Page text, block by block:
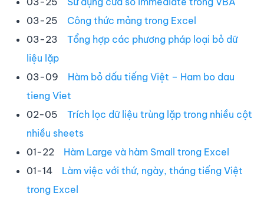
03-25 Công thức mảng trong Excel
03-23 Tổng hợp các phương pháp loại bỏ dữ
liệu lặp
03-09 Hàm bỏ dấu tiếng Việt – Ham bo dau
tieng Viet
02-05 Trích lọc dữ liệu trùng lặp trong nhiều cột
nhiều sheets
01-22 Hàm Large và hàm Small trong Excel
01-14 Làm việc với thứ, ngày, tháng tiếng Việt
trong Excel